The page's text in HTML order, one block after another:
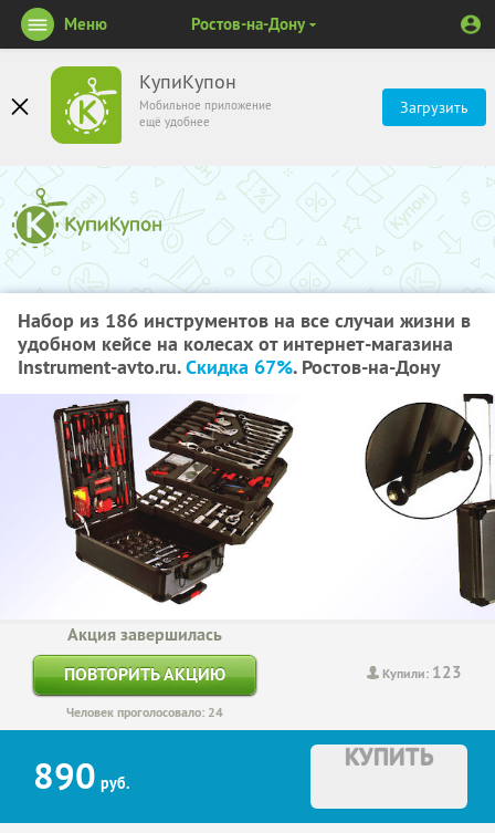
КупиКупон
Мобильное приложение
ещё удобнее
Загрузить
Меню Ростов-на-Дону
Набор из 186 инструментов на все случаи жизни в
удобном кейсе на колесах от интернет-магазина
Instrument-avto.ru.Скидка 67%. Ростов-на-Дону
Купили: 123
Акция завершилась
ПОВТОРИТЬ АКЦИЮ
Человек проголосовало: 24
890 руб.
КУПИТЬ